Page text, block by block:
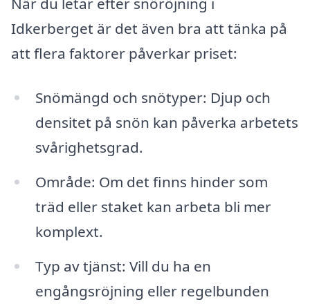
Idkerberget är det även bra att tänka på
att flera faktorer påverkar priset:
Snömängd och snötyper: Djup och
densitet på snön kan påverka arbetets
svårighetsgrad.
Område: Om det finns hinder som
träd eller staket kan arbeta bli mer
komplext.
Typ av tjänst: Vill du ha en
engångsröjning eller regelbunden